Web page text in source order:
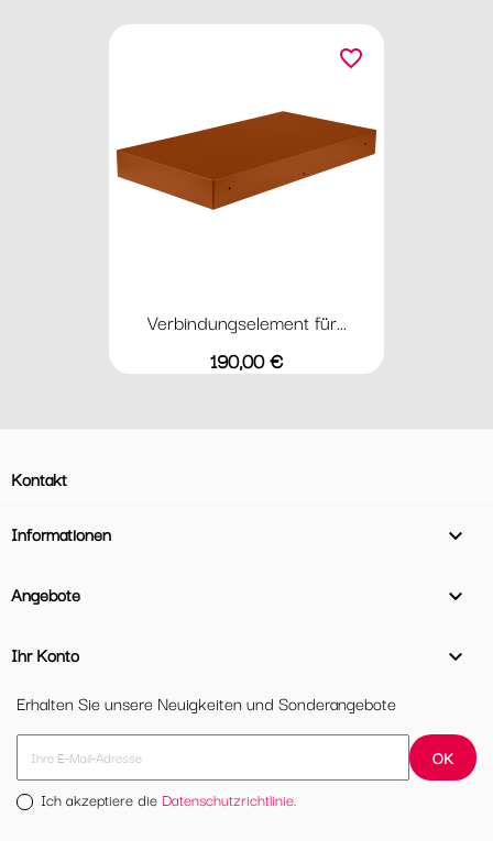
Verbindungselement für...
Preis
190,00 €
favorite_border
Kontakt
Informationen 
Angebote 
Ihr Konto

Erhalten Sie unsere Neuigkeiten und Sonderangebote
Ich akzeptiere die Datenschutzrichtlinie.